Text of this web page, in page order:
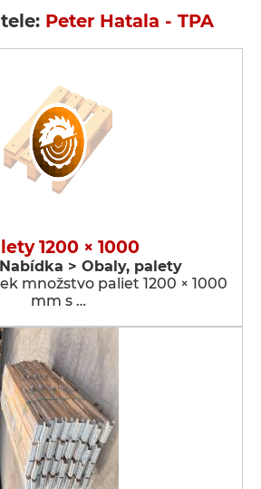
Peter Hatala - TPA
1200 × 1000
> Obaly, palety
množstvo paliet 1200 × 1000
mm s …